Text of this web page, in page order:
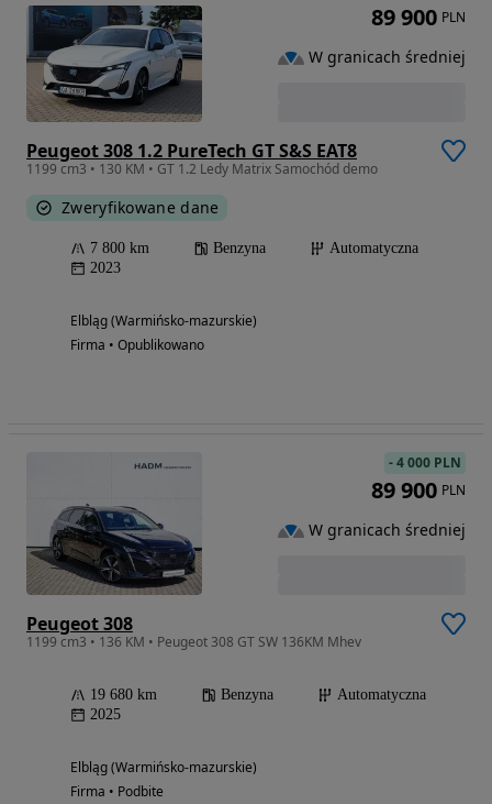
Peugeot 308 1.2 PureTech GT S&S EAT8
1199 cm3 • 130 KM • GT 1.2 Ledy Matrix Samochód demo
Zweryfikowane dane
7 800 km Benzyna
Automatyczna
2023
Elbląg (Warmińsko-mazurskie)
Firma • Opublikowano
89 900 PLN
W granicach średniej
Peugeot 308
1199 cm3 • 136 KM • Peugeot 308 GT SW 136KM Mhev
19 680 km Benzyna
Automatyczna
2025
Elbląg (Warmińsko-mazurskie)
Firma • Podbite
-4 000 PLN
89 900 PLN
W granicach średniej